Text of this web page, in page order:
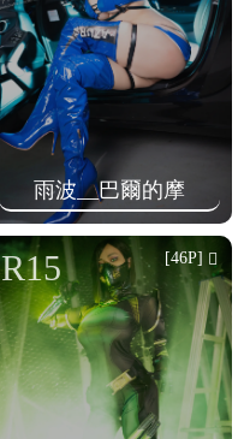
i
o
n
雨波__巴爾的摩
R15 [46P]